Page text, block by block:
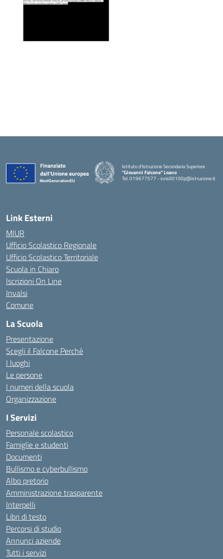
Istituto d'Istruzione Secondaria Superiore
"Giovanni Falcone" Loano
Tel. 019677577 - svis00100p@istruzione.it
— Visita la pagina iniziale della scuola
Link Esterni
MIUR
Ufficio Scolastico Regionale
Ufficio Scolastico Territoriale
Scuola in Chiaro
Iscrizioni On Line
Invalsi
Comune
La Scuola
Presentazione
Scegli il Falcone Perchè
I luoghi
Le persone
I numeri della scuola
Organizzazione
I Servizi
Personale scolastico
Famiglie e studenti
Documenti
Bullismo e cyberbullismo
Albo pretorio
Amministrazione trasparente
Interpelli
Libri di testo
Percorsi di studio
Annunci aziende
Tutti i servizi